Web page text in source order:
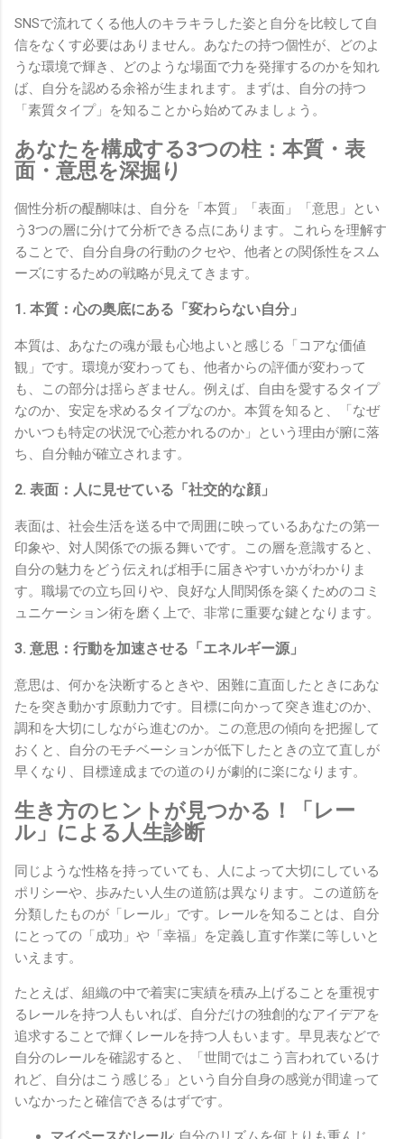
SNSで流れてくる他人のキラキラした姿と自分を比較して自
信をなくす必要はありません。あなたの持つ個性が、どのよ
うな環境で輝き、どのような場面で力を発揮するのかを知れ
ば、自分を認める余裕が生まれます。まずは、自分の持つ
「素質タイプ」を知ることから始めてみましょう。
あなたを構成する3つの柱：本質・表
面・意思を深掘り
個性分析の醍醐味は、自分を「本質」「表面」「意思」とい
う3つの層に分けて分析できる点にあります。これらを理解す
ることで、自分自身の行動のクセや、他者との関係性をスム
ーズにするための戦略が見えてきます。
1. 本質：心の奥底にある「変わらない自分」
本質は、あなたの魂が最も心地よいと感じる「コアな価値
観」です。環境が変わっても、他者からの評価が変わって
も、この部分は揺らぎません。例えば、自由を愛するタイプ
なのか、安定を求めるタイプなのか。本質を知ると、「なぜ
かいつも特定の状況で心惹かれるのか」という理由が腑に落
ち、自分軸が確立されます。
2. 表面：人に見せている「社交的な顔」
表面は、社会生活を送る中で周囲に映っているあなたの第一
印象や、対人関係での振る舞いです。この層を意識すると、
自分の魅力をどう伝えれば相手に届きやすいかがわかりま
す。職場での立ち回りや、良好な人間関係を築くためのコミ
ュニケーション術を磨く上で、非常に重要な鍵となります。
3. 意思：行動を加速させる「エネルギー源」
意思は、何かを決断するときや、困難に直面したときにあな
たを突き動かす原動力です。目標に向かって突き進むのか、
調和を大切にしながら進むのか。この意思の傾向を把握して
おくと、自分のモチベーションが低下したときの立て直しが
早くなり、目標達成までの道のりが劇的に楽になります。
生き方のヒントが見つかる！「レー
ル」による人生診断
同じような性格を持っていても、人によって大切にしている
ポリシーや、歩みたい人生の道筋は異なります。この道筋を
分類したものが「レール」です。レールを知ることは、自分
にとっての「成功」や「幸福」を定義し直す作業に等しいと
いえます。
たとえば、組織の中で着実に実績を積み上げることを重視す
るレールを持つ人もいれば、自分だけの独創的なアイデアを
追求することで輝くレールを持つ人もいます。早見表などで
自分のレールを確認すると、「世間ではこう言われているけ
れど、自分はこう感じる」という自分自身の感覚が間違って
いなかったと確信できるはずです。